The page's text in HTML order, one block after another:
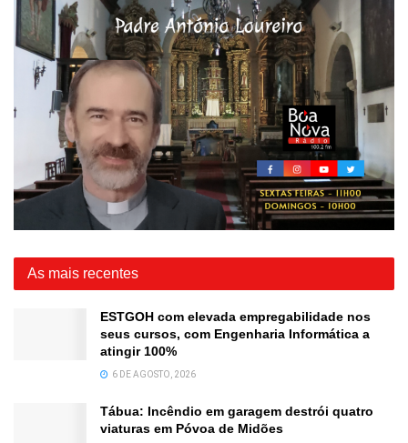
As mais recentes
ESTGOH com elevada empregabilidade nos
seus cursos, com Engenharia Informática a
atingir 100%
6 DE AGOSTO, 2026
Tábua: Incêndio em garagem destrói quatro
viaturas em Póvoa de Midões